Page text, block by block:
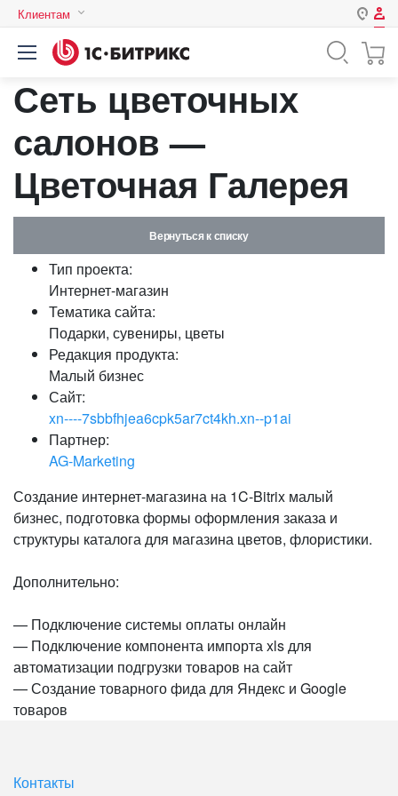
Клиентам
Казахстан
Авторизация
Пароль
Запомнить меня на этом
Забыли свой пароль?
или войдите с помощью
Сеть цветочных
салонов —
Цветочная Галерея
Вернуться к списку
Тип проекта:
Интернет-магазин
Тематика сайта:
Подарки, сувениры, цветы
Редакция продукта:
Малый бизнес
Сайт:
xn----7sbbfhjea6cpk5ar7ct4kh.xn--p1ai
Партнер:
AG-Marketing
Создание интернет-магазина на 1C-Bitrix малый
бизнес, подготовка формы оформления заказа и
структуры каталога для магазина цветов, флористики.
Дополнительно:
— Подключение системы оплаты онлайн
— Подключение компонента импорта xls для
автоматизации подгрузки товаров на сайт
— Создание товарного фида для Яндекс и Google
товаров
Контакты